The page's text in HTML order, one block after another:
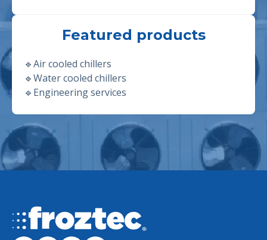
Featured products
🔹Air cooled chillers
🔹Water cooled chillers
🔹 Engineering services